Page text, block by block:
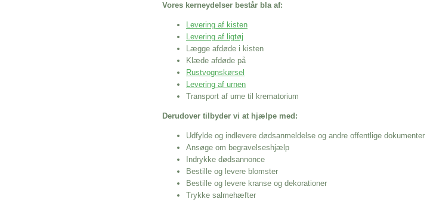
Vores kerneydelser består bla af:
Levering af kisten
Levering af ligtøj
Lægge afdøde i kisten
Klæde afdøde på
Rustvognskørsel
Levering af urnen
Transport af urne til krematorium
Derudover tilbyder vi at hjælpe med:
Udfylde og indlevere dødsanmeldelse og andre offentlige dokumenter
Ansøge om begravelseshjælp
Indrykke dødsannonce
Bestille og levere blomster
Bestille og levere kranse og dekorationer
Trykke salmehæfter